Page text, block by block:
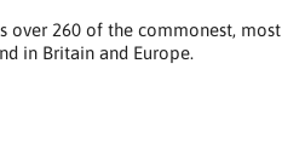
over 260 of the commonest, most
in Britain and Europe.